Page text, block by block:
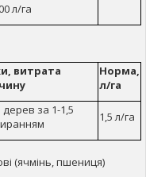
л/га
витрата
Норма,
л/га
за 1-1,5
1,5 л/га
(ячмінь, пшениця)